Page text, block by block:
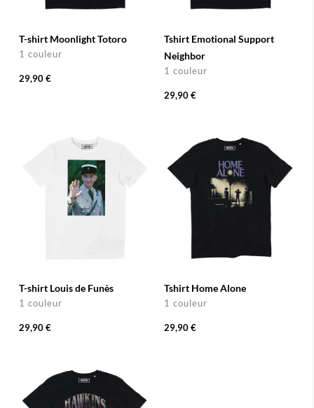
T-shirt Moonlight Totoro
1 couleur
29,90 €
Tshirt Emotional Support
Neighbor
1 couleur
29,90 €
T-shirt Louis de Funès
1 couleur
29,90 €
Tshirt Home Alone
1 couleur
29,90 €